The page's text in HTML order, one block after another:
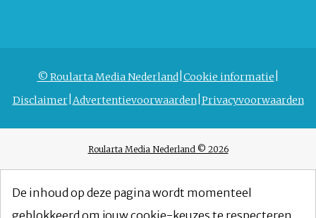
© Roularta Media Nederland Cookie informatie
Disclaimer Advertentievoorwaarden Privacyvoorwaarden
Roularta Media Nederland © 2026
De inhoud op deze pagina wordt momenteel
geblokkeerd om jouw cookie-keuzes te respecteren.